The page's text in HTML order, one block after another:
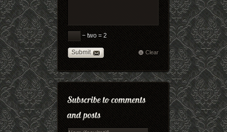
− two = 2
Submit Clear